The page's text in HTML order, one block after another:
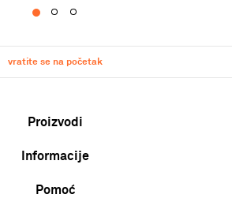
vratite se na početak
Proizvodi
Muškarci
Žene
Informacije
O nama
Pomoć